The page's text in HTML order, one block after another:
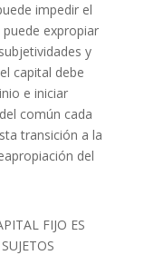
impedir el
expropiar
y
capital debe
e iniciar
común cada
transición a la
del
FIJO ES